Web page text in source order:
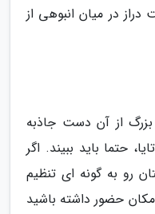
در میان انبوهی از
از آن دست جاذبه
حتما باید ببیند. اگر
رو به گونه ای تنظیم
حضور داشته باشید